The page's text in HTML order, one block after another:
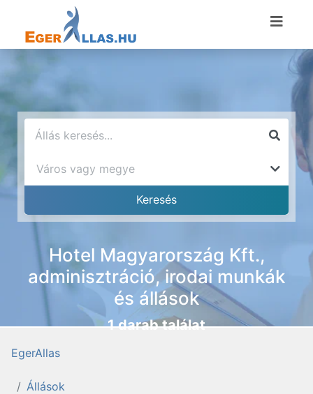
Hotel Magyarország Kft.,
adminisztráció, irodai munkák
és állások
1 darab találat
EgerAllas
Állások